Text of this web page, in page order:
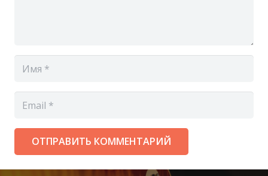
ОТПРАВИТЬ КОММЕНТАРИЙ